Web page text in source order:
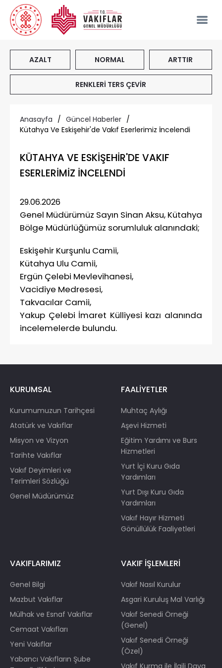
AZALT NORMAL ARTTIR
RENKLERİ TERS ÇEVİR
Anasayfa / Güncel Haberler /
Kütahya Ve Eskişehir'de Vakıf Eserlerimiz İncelendi
KÜTAHYA VE ESKİŞEHİR'DE VAKIF
ESERLERİMİZ İNCELENDİ
29.06.2026
Genel Müdürümüz Sayın Sinan Aksu, Kütahya
Bölge Müdürlüğümüz sorumluluk alanındaki;
Eskişehir Kurşunlu Camii,
Kütahya Ulu Camii,
Ergün Çelebi Mevlevihanesi,
Vacidiye Medresesi,
Takvacılar Camii,
Yakup Çelebi İmaret Külliyesi kazı alanında
incelemelerde bulundu.
KURUMSAL
Kurumumuzun Tarihçesi
Atatürk ve Vakıflar
Misyon ve Vizyon
Tarihte Vakıflar
Vakıf Deyimleri ve
Terimleri Sözlüğü
Genel Müdürümüz
FAALİYETLER
Muhtaç Aylığı
Aşevi Hizmeti
Eğitim Yardımı ve Burs
Hizmetleri
Yurt İçi Kuru Gıda
Yardımları
Yurt Dışı Kuru Gıda
Yardımları
Vakıf Hayır Hizmeti
Gönüllülük Faaliyetleri
VAKIFLARIMIZ
Genel Bilgi
Mazbut Vakıflar
Mülhak ve Esnaf Vakıflar
Cemaat Vakıfları
Yeni Vakıflar
Yabancı Vakıfların Şube
VAKIF İŞLEMLERİ
Vakıf Nasıl Kurulur
Asgari Kuruluş Mal Varlığı
Vakıf Senedi Örneği
(Genel)
Vakıf Senedi Örneği
(Özel)
Vakıf Kurma ile İlgili Dava